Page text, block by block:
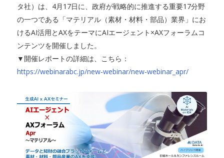
タ社）は、4月17日に、政府が戦略的に推進する重要17分野
の一つである「マテリアル（素材・材料・部品）業界」にお
けるAI活用とAXをテーマにAIエージェント×AXフォーラムコ
ンテンツを開催しました。
▼開催レポートの詳細は、こちら：
https://webinarabc.jp/new-webinar/new-webinar_apr/